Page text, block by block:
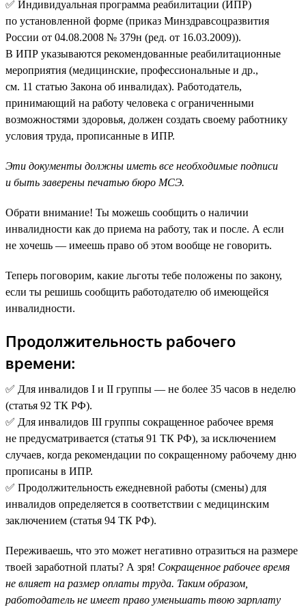
✅ Индивидуальная программа реабилитации (ИПР)
по установленной форме (приказ Минздравсоцразвития
России от 04.08.2008 № 379н (ред. от 16.03.2009)).
В ИПР указываются рекомендованные реабилитационные
мероприятия (медицинские, профессиональные и др.,
см. 11 статью Закона об инвалидах). Работодатель,
принимающий на работу человека с ограниченными
возможностями здоровья, должен создать своему работнику
условия труда, прописанные в ИПР.
Эти документы должны иметь все необходимые подписи
и быть заверены печатью бюро МСЭ.
Обрати внимание! Ты можешь сообщить о наличии
инвалидности как до приема на работу, так и после. А если
не хочешь — имеешь право об этом вообще не говорить.
Теперь поговорим, какие льготы тебе положены по закону,
если ты решишь сообщить работодателю об имеющейся
инвалидности.
Продолжительность рабочего
времени:
✅ Для инвалидов I и II группы — не более 35 часов в неделю
(статья 92 ТК РФ).
✅ Для инвалидов III группы сокращенное рабочее время
не предусматривается (статья 91 ТК РФ), за исключением
случаев, когда рекомендации по сокращенному рабочему дню
прописаны в ИПР.
✅ Продолжительность ежедневной работы (смены) для
инвалидов определяется в соответствии с медицинским
заключением (статья 94 ТК РФ).
Переживаешь, что это может негативно отразиться на размере
твоей заработной платы? А зря! Сокращенное рабочее время
не влияет на размер оплаты труда. Таким образом,
работодатель не имеет право уменьшать твою зарплату